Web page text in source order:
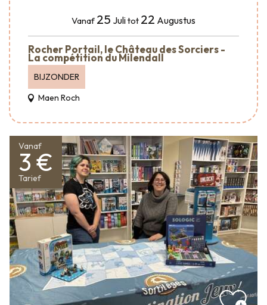
Vanaf 25 Julitot 22 Augustus
Rocher Portail, le Château des Sorciers -
La compétition du Milendall
BIJZONDER
Maen Roch
Vanaf
3 €
Tarief